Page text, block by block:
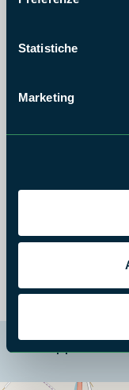
Statistiche
Marketing
Vignetta di
Coordinamento di
La mappa di